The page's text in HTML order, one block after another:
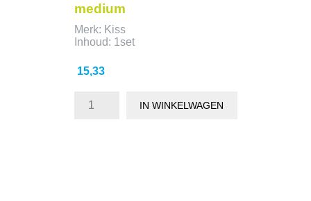
medium
Merk: Kiss
Inhoud: 1set
Prijs
15,33
IN WINKELWAGEN